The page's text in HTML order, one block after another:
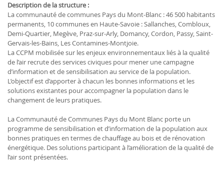
Description de la structure :
La communauté de communes Pays du Mont-Blanc : 46 500 habitants
permanents, 10 communes en Haute-Savoie : Sallanches, Combloux,
Demi-Quartier, Megève, Praz-sur-Arly, Domancy, Cordon, Passy, Saint-
Gervais-les-Bains, Les Contamines-Montjoie.
La CCPM mobilisée sur les enjeux environnementaux liés à la qualité
de l’air recrute des services civiques pour mener une campagne
d’information et de sensibilisation au service de la population.
L’objectif est d’apporter à chacun les bonnes informations et les
solutions existantes pour accompagner la population dans le
changement de leurs pratiques.
La Communauté de Communes Pays du Mont Blanc porte un
programme de sensibilisation et d’information de la population aux
bonnes pratiques en termes de chauffage au bois et de rénovation
énergétique. Des solutions participant à l’amélioration de la qualité de
l’air sont présentées.